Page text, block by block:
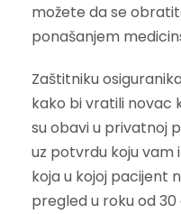
možete da se
ponašanjem
Zaštitniku
kako bi vratili novac
su obavi u privatnoj
uz potvrdu koju vam
koja u kojoj pacijent
pregled u roku od